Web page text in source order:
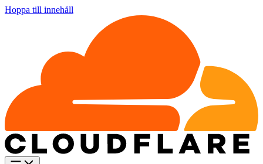
Hoppa till innehåll